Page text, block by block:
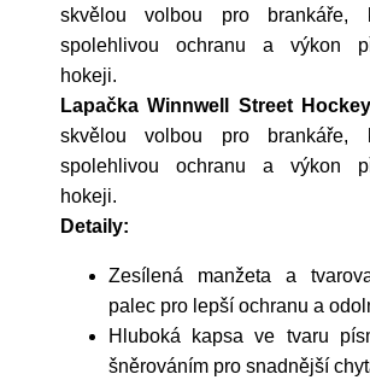
skvělou volbou pro brankáře,
spolehlivou ochranu a výkon
hokeji.
Lapačka Winnwell Street
skvělou volbou pro brankáře,
spolehlivou ochranu a výkon
hokeji.
Detaily:
Zesílená manžeta a
palec pro lepší ochranu a
Hluboká kapsa ve tvaru
šněrováním pro snadnější